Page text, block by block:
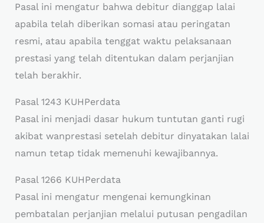
Pasal ini mengatur bahwa debitur dianggap lalai
apabila telah diberikan somasi atau peringatan
resmi, atau apabila tenggat waktu pelaksanaan
prestasi yang telah ditentukan dalam perjanjian
telah berakhir.
Pasal 1243 KUHPerdata
Pasal ini menjadi dasar hukum tuntutan ganti rugi
akibat wanprestasi setelah debitur dinyatakan lalai
namun tetap tidak memenuhi kewajibannya.
Pasal 1266 KUHPerdata
Pasal ini mengatur mengenai kemungkinan
pembatalan perjanjian melalui putusan pengadilan